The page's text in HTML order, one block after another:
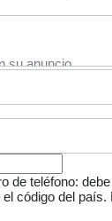
de teléfono:
código del país.